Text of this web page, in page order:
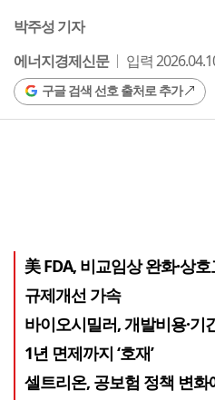
박주성 기자
에너지경제신문
입력
구글 검색 선호 출처로 추가
美 FDA, 비교임상 완화·상
규제개선 가속
바이오시밀러, 개발비용·기
1년 면제까지 ‘호재’
셀트리온, 공보험 정책 변화